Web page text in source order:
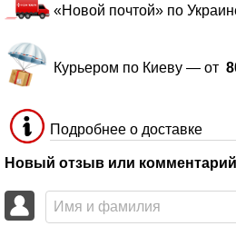
«Новой почтой» по
Курьером по Киеву — от
Подробнее о доставке
Новый отзыв или комментарий